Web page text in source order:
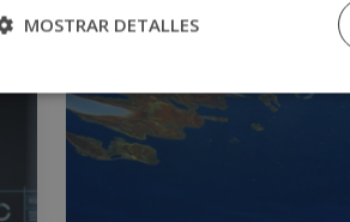
MOSTRAR DETALLES